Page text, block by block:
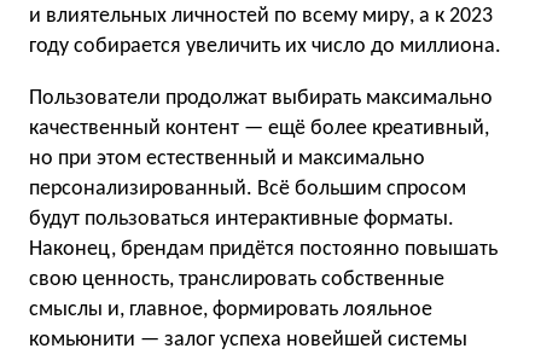
и влиятельных личностей по всему миру, а к 2023
году собирается увеличить их число до миллиона.
Пользователи продолжат выбирать максимально
качественный контент — ещё более креативный,
но при этом естественный и максимально
персонализированный. Всё большим спросом
будут пользоваться интерактивные форматы.
Наконец, брендам придётся постоянно повышать
свою ценность, транслировать собственные
смыслы и, главное, формировать лояльное
комьюнити — залог успеха новейшей системы